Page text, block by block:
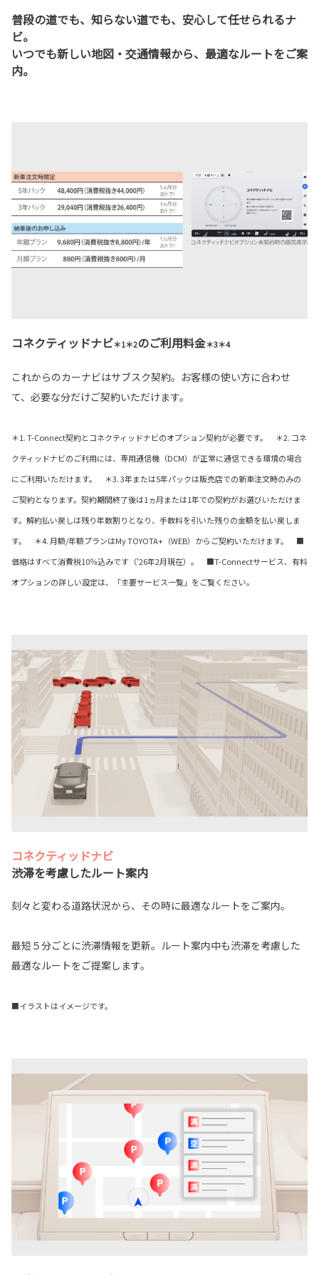
普段の道でも、知らない道でも、安心して任せられるナ
ビ。
いつでも新しい地図・交通情報から、最適なルートをご案
内。
コネクティッドナビ＊1＊2のご利用料金＊3＊4
これからのカーナビはサブスク契約。お客様の使い方に合わせ
て、必要な分だけご契約いただけます。
＊1. T-Connect契約とコネクティッドナビのオプション契約が必要です。 ＊2. コネ
クティッドナビのご利用には、専用通信機（DCM）が正常に通信できる環境の場合
にご利用いただけます。 ＊3. 3年または5年パックは販売店での新車注文時のみの
ご契約となります。契約期間終了後は1ヵ月または1年での契約がお選びいただけま
す。解約払い戻しは残り年数割りとなり、手数料を引いた残りの金額を払い戻しま
す。 ＊4. 月額/年額プランはMy TOYOTA+（WEB）からご契約いただけます。 ■
価格はすべて消費税10％込みです（‘26年2月現在）。 ■T-Connectサービス、有料
オプションの詳しい設定は、「主要サービス一覧」をご覧ください。
コネクティッドナビ
渋滞を考慮したルート案内
刻々と変わる道路状況から、その時に最適なルートをご案内。
最短５分ごとに渋滞情報を更新。ルート案内中も渋滞を考慮した
最適なルートをご提案します。
■イラストはイメージです。